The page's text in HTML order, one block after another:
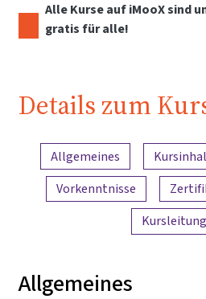
Alle Kurse auf iMooX sind
gratis für alle!
Details zum
Inhaltsübersicht
Allgemeines
Vorkenntnisse
Kursleitung
Allgemeines